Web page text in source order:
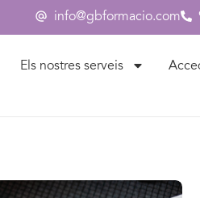
info@gbformacio.com
Els nostres serveis